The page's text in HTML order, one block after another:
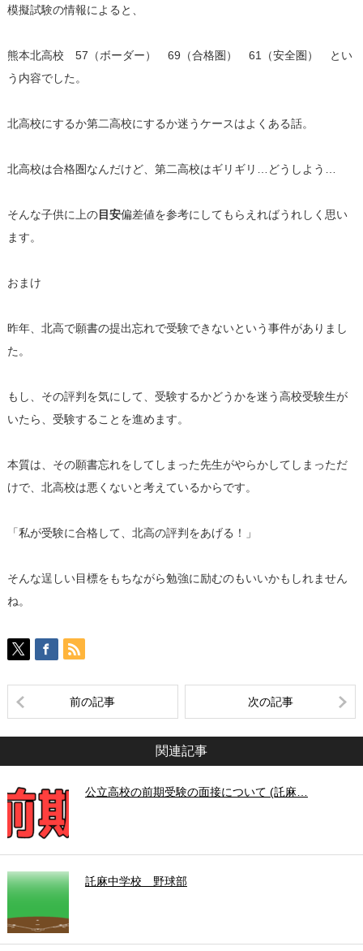
模擬試験の情報によると、
熊本北高校 57（ボーダー） 69（合格圏） 61（安全圏） とい
う内容でした。
北高校にするか第二高校にするか迷うケースはよくある話。
北高校は合格圏なんだけど、第二高校はギリギリ…どうしよう…
そんな子供に上の目安偏差値を参考にしてもらえればうれしく思い
ます。
おまけ
昨年、北高で願書の提出忘れで受験できないという事件がありまし
た。
もし、その評判を気にして、受験するかどうかを迷う高校受験生が
いたら、受験することを進めます。
本質は、その願書忘れをしてしまった先生がやらかしてしまっただ
けで、北高校は悪くないと考えているからです。
「私が受験に合格して、北高の評判をあげる！」
そんな逞しい目標をもちながら勉強に励むのもいいかもしれません
ね。
前の記事 次の記事
関連記事
公立高校の前期受験の面接について (託麻…
託麻中学校 野球部